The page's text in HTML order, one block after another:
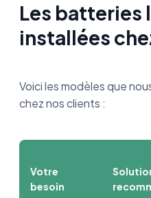
Les
installées
Voici les modèles que
chez nos clients :
Votre
besoin